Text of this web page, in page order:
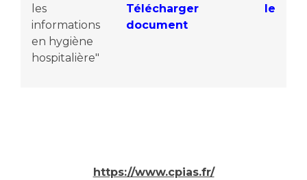
les
informations
en hygiène
hospitalière"
Télécharger le
document
https://www.cpias.fr/